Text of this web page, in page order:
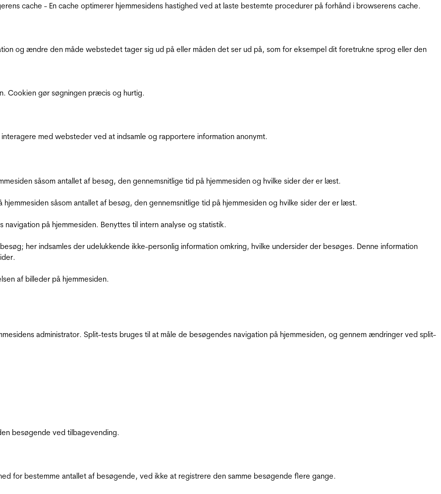
cache - En cache optimerer hjemmesidens hastighed ved at laste bestemte procedurer på forhånd i browserens cache.
og ændre den måde webstedet tager sig ud på eller måden det ser ud på, som for eksempel dit foretrukne sprog eller den
Cookien gør søgningen præcis og hurtig.
med websteder ved at indsamle og rapportere information anonymt.
såsom antallet af besøg, den gennemsnitlige tid på hjemmesiden og hvilke sider der er læst.
såsom antallet af besøg, den gennemsnitlige tid på hjemmesiden og hvilke sider der er læst.
på hjemmesiden. Benyttes til intern analyse og statistik.
her indsamles der udelukkende ikke-personlig information omkring, hvilke undersider der besøges. Denne information
af billeder på hjemmesiden.
administrator. Split-tests bruges til at måle de besøgendes navigation på hjemmesiden, og gennem ændringer ved split-
besøgende ved tilbagevending.
for bestemme antallet af besøgende, ved ikke at registrere den samme besøgende flere gange.